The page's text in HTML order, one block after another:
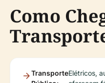
Como
TransporteElétricos,